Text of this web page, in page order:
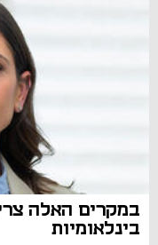
במקרים האלה
בינלאומיות